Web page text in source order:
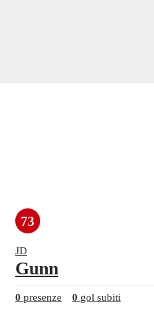
73
JD
Gunn
0 presenze 0 gol subiti